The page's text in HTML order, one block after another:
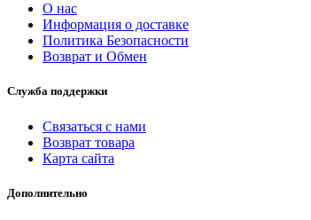
О нас
Информация о доставке
Политика Безопасности
Возврат и Обмен
Служба поддержки
Связаться с нами
Возврат товара
Карта сайта
Дополнительно